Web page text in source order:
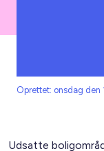
Oprettet: onsdag den
Udsatte